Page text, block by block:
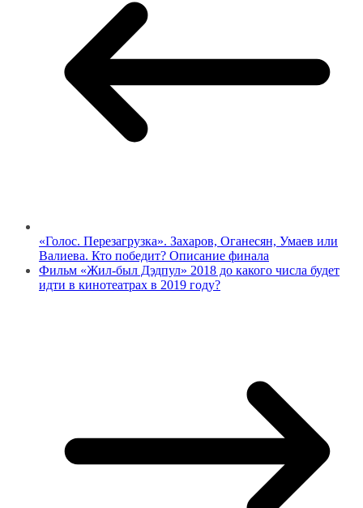
«Голос. Перезагрузка». Захаров, Оганесян, Умаев или
Валиева. Кто победит? Описание финала
Фильм «Жил-был Дэдпул» 2018 до какого числа будет
идти в кинотеатрах в 2019 году?